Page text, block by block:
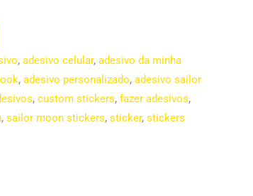
, adesivo celular, adesivo da minha
, adesivo personalizado, adesivo sailor
, custom stickers, fazer adesivos,
, sailor moon stickers, sticker, stickers